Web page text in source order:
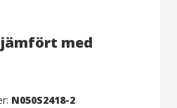
med
N050S2418-2